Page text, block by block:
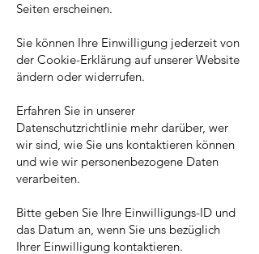
Seiten erscheinen.
Sie können Ihre Einwilligung jederzeit von
der Cookie-Erklärung auf unserer Website
ändern oder widerrufen.
Erfahren Sie in unserer
Datenschutzrichtlinie mehr darüber, wer
wir sind, wie Sie uns kontaktieren können
und wie wir personenbezogene Daten
verarbeiten.
Bitte geben Sie Ihre Einwilligungs-ID und
das Datum an, wenn Sie uns bezüglich
Ihrer Einwilligung kontaktieren.